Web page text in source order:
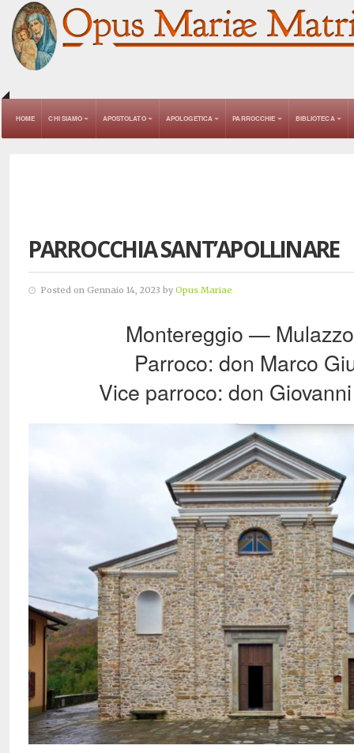
HOME CHI SIAMO APOSTOLATO APOLOGETICA PARROCCHIE BIBLIOTECA
PARROCCHIA SANT’APOLLINARE
Posted on Gennaio 14, 2023 by Opus Mariae
Montereggio —
Parroco: don Marco
Vice parroco: don